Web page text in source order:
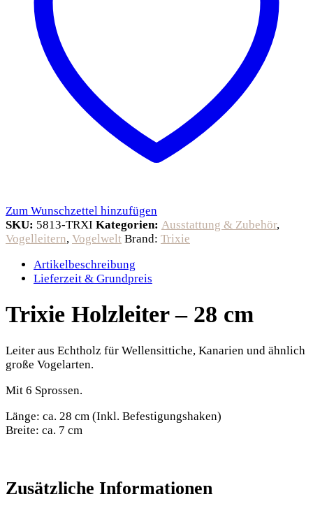
Zum Wunschzettel hinzufügen
SKU: 5813-TRXI Kategorien: Ausstattung & Zubehör,
Vogelleitern, Vogelwelt Brand: Trixie
Artikelbeschreibung
Lieferzeit & Grundpreis
Trixie Holzleiter – 28 cm
Leiter aus Echtholz für Wellensittiche, Kanarien und ähnlich
große Vogelarten.
Mit 6 Sprossen.
Länge: ca. 28 cm (Inkl. Befestigungshaken)
Breite: ca. 7 cm
Zusätzliche Informationen